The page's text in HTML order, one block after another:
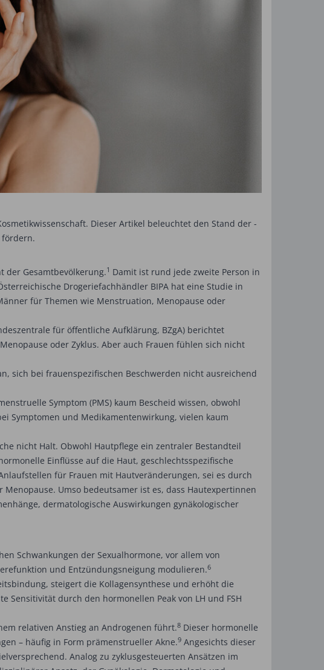
Dieser Artikel beleuchtet den Stand der
fördern.
der Gesamtbevölkerung.1 Damit ist rund jede zweite Person in
Drogeriefachhändler BIPA hat eine Studie in
für Themen wie Menstruation, Menopause oder
für öffentliche Aufklärung, BZgA) berichtet
oder Zyklus. Aber auch Frauen fühlen sich nicht
sich bei frauenspezifischen Beschwerden nicht ausreichend
Symptom (PMS) kaum Bescheid wissen, obwohl
Symptomen und Medikamentenwirkung, vielen kaum
nicht Halt. Obwohl Hautpflege ein zentraler Bestandteil
Einflüsse auf die Haut, geschlechtsspezifische
für Frauen mit Hautveränderungen, sei es durch
Umso bedeutsamer ist es, dass Hautexpertinnen
dermatologische Auswirkungen gynäkologischer
Schwankungen der Sexualhormone, vor allem von
und Entzündungsneigung modulieren.6
steigert die Kollagensynthese und erhöht die
Sensitivität durch den hormonellen Peak von LH und FSH
relativen Anstieg an Androgenen führt.8 Dieser hormonelle
– häufig in Form prämenstrueller Akne.9 Angesichts dieser
Analog zu zyklusgesteuerten Ansätzen im